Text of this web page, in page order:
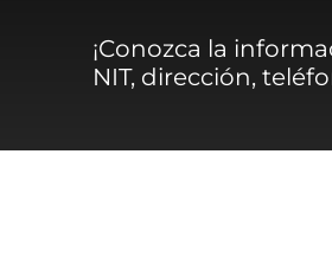
¡Conozca la
NIT, dirección,